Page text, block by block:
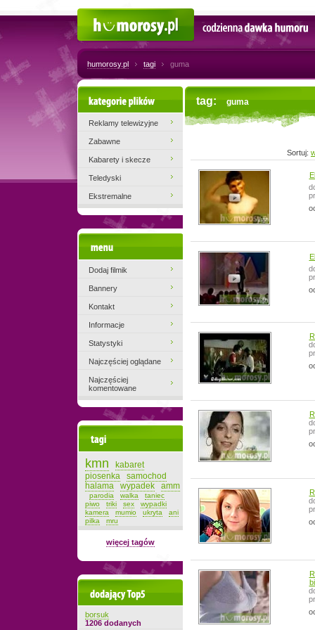
Codzienna dawka humoru
humorosy.pl tagi guma
tag: guma
Sortuj:
Kategorie plików
Reklamy telewizyjne
Zabawne
Kabarety i skecze
Teledyski
Ekstremalne
Dodaj filmik
Bannery
Kontakt
Informacje
Statystyki
Najczęściej oglądane
Najczęściej
komentowane
kmn
kabaret
piosenka
samochod
halama
wypadek amm
parodia walka
taniec
piwo
triki sex
wypadki
kamera
mumio ukryta
ani
pilka
mru
więcej tagów
Dodający top-5
borsuk
1206 dodanych